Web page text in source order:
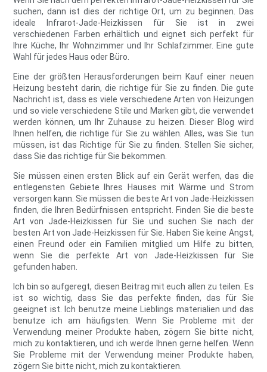
suchen, dann ist dies der richtige Ort, um zu beginnen. Das
ideale Infrarot-Jade-Heizkissen für Sie ist in zwei
verschiedenen Farben erhältlich und eignet sich perfekt für
Ihre Küche, Ihr Wohnzimmer und Ihr Schlafzimmer. Eine gute
Wahl für jedes Haus oder Büro.
Eine der größten Herausforderungen beim Kauf einer neuen
Heizung besteht darin, die richtige für Sie zu finden. Die gute
Nachricht ist, dass es viele verschiedene Arten von Heizungen
und so viele verschiedene Stile und Marken gibt, die verwendet
werden können, um Ihr Zuhause zu heizen. Dieser Blog wird
Ihnen helfen, die richtige für Sie zu wählen. Alles, was Sie tun
müssen, ist das Richtige für Sie zu finden. Stellen Sie sicher,
dass Sie das richtige für Sie bekommen.
Sie müssen einen ersten Blick auf ein Gerät werfen, das die
entlegensten Gebiete Ihres Hauses mit Wärme und Strom
versorgen kann. Sie müssen die beste Art von Jade-Heizkissen
finden, die Ihren Bedürfnissen entspricht. Finden Sie die beste
Art von Jade-Heizkissen für Sie und suchen Sie nach der
besten Art von Jade-Heizkissen für Sie. Haben Sie keine Angst,
einen Freund oder ein Familien mitglied um Hilfe zu bitten,
wenn Sie die perfekte Art von Jade-Heizkissen für Sie
gefunden haben.
Ich bin so aufgeregt, diesen Beitrag mit euch allen zu teilen. Es
ist so wichtig, dass Sie das perfekte finden, das für Sie
geeignet ist. Ich benutze meine Lieblings materialien und das
benutze ich am häufigsten. Wenn Sie Probleme mit der
Verwendung meiner Produkte haben, zögern Sie bitte nicht,
mich zu kontaktieren, und ich werde Ihnen gerne helfen. Wenn
Sie Probleme mit der Verwendung meiner Produkte haben,
zögern Sie bitte nicht, mich zu kontaktieren.